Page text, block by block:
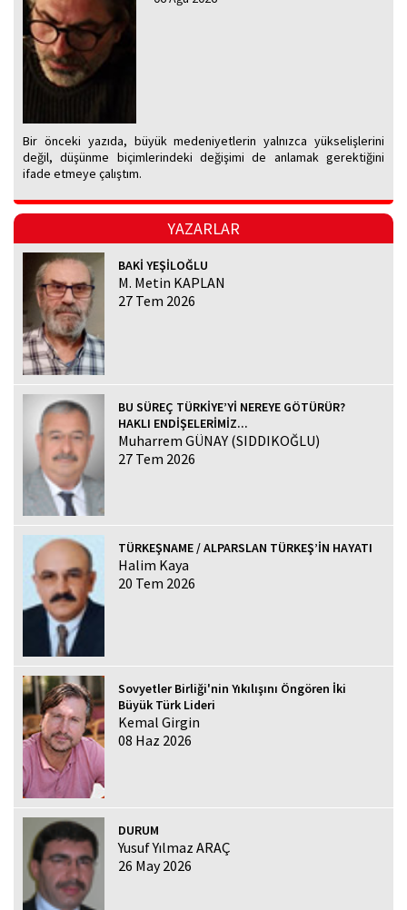
Bir önceki yazıda, büyük medeniyetlerin yalnızca yükselişlerini
değil, düşünme biçimlerindeki değişimi de anlamak gerektiğini
ifade etmeye çalıştım.
YAZARLAR
BAKİ YEŞİLOĞLU
M. Metin KAPLAN
27 Tem 2026
BU SÜREÇ TÜRKİYE’Yİ NEREYE GÖTÜRÜR?
HAKLI ENDİŞELERİMİZ...
Muharrem GÜNAY (SIDDIKOĞLU)
27 Tem 2026
TÜRKEŞNAME / ALPARSLAN TÜRKEŞ’İN HAYATI
Halim Kaya
20 Tem 2026
Sovyetler Birliği'nin Yıkılışını Öngören İki
Büyük Türk Lideri
Kemal Girgin
08 Haz 2026
DURUM
Yusuf Yılmaz ARAÇ
26 May 2026